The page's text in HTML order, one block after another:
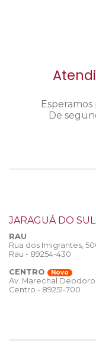
De
JARAGUÁ DO SUL
RAU
Rua dos Imigrantes,
Rau - 89254-430
CENTRO
Novo
Av. Marechal
Centro - 89251-700